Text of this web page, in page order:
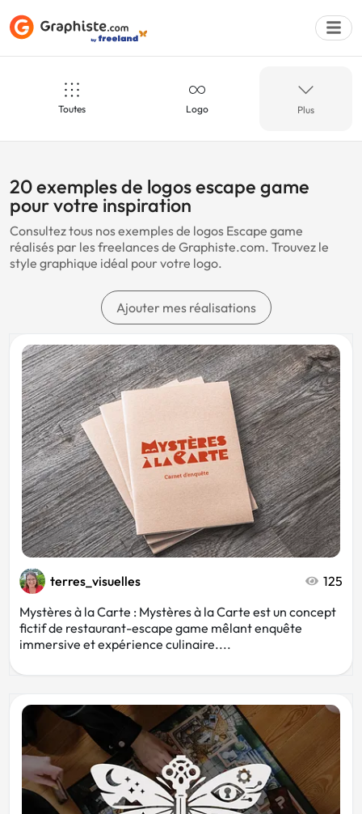
Déposer une
Toutes Logo
Théâtre Peintre
Olive
Esthéticienne Clair
Croquis Typographique
Événementiel
Paysagiste Prothésiste ongulaire
Animaux Plombier
Plus
20 exemples de logos escape game
pour votre inspiration
Consultez tous nos exemples de logos Escape game
réalisés par les freelances de Graphiste.com. Trouvez le
style graphique idéal pour votre logo.
Ajouter mes réalisations
terres_visuelles
125
Mystères à la Carte : Mystères à la Carte est un concept
fictif de restaurant-escape game mêlant enquête
immersive et expérience culinaire....